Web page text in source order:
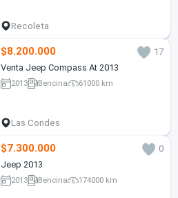
Recoleta
$8.200.000
17
Venta Jeep Compass At 2013
2013 Bencina 61000 km
Las Condes
$7.300.000
0
Jeep 2013
2013 Bencina 174000 km